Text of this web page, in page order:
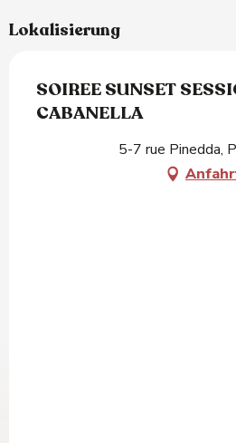
Lokalisierung
SOIREE SUNSET
CABANELLA
5-7 rue Pinedda,